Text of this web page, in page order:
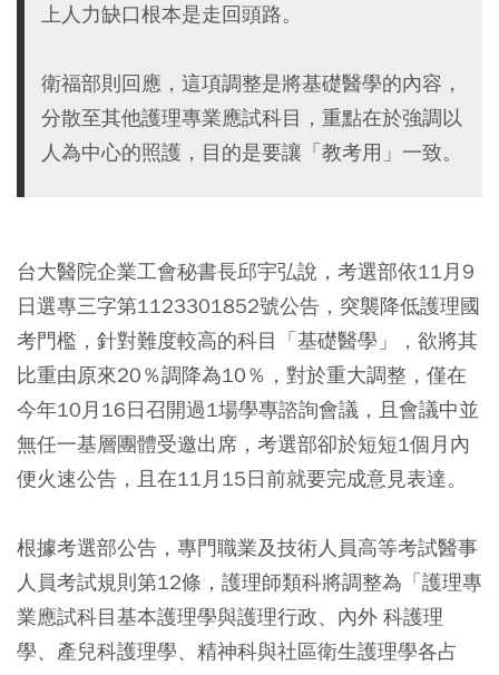
上人力缺口根本是走回頭路。
衛福部則回應，這項調整是將基礎醫學的內容，
分散至其他護理專業應試科目，重點在於強調以
人為中心的照護，目的是要讓「教考用」一致。
台大醫院企業工會秘書長邱宇弘說，考選部依11月9
日選專三字第1123301852號公告，突襲降低護理國
考門檻，針對難度較高的科目「基礎醫學」，欲將其
比重由原來20％調降為10％，對於重大調整，僅在
今年10月16日召開過1場學專諮詢會議，且會議中並
無任一基層團體受邀出席，考選部卻於短短1個月內
便火速公告，且在11月15日前就要完成意見表達。
根據考選部公告，專門職業及技術人員高等考試醫事
人員考試規則第12條，護理師類科將調整為「護理專
業應試科目基本護理學與護理行政、內外 科護理
學、產兒科護理學、精神科與社區衛生護理學各占